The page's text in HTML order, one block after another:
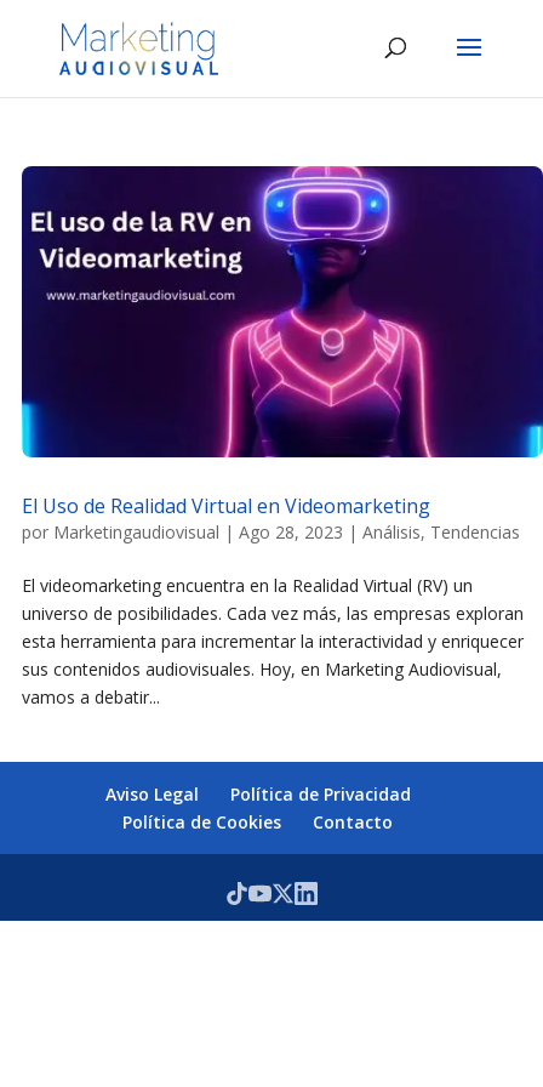
El Uso de Realidad Virtual en Videomarketing
por Marketingaudiovisual | Ago 28, 2023 | Análisis, Tendencias
El videomarketing encuentra en la Realidad Virtual (RV) un
universo de posibilidades. Cada vez más, las empresas exploran
esta herramienta para incrementar la interactividad y enriquecer
sus contenidos audiovisuales. Hoy, en Marketing Audiovisual,
vamos a debatir...
Aviso Legal
Política de Privacidad
Política de Cookies
Contacto